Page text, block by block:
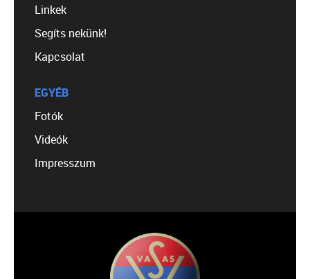
Linkek
Segíts nekünk!
Kapcsolat
EGYÉB
Fotók
Videók
Impresszum